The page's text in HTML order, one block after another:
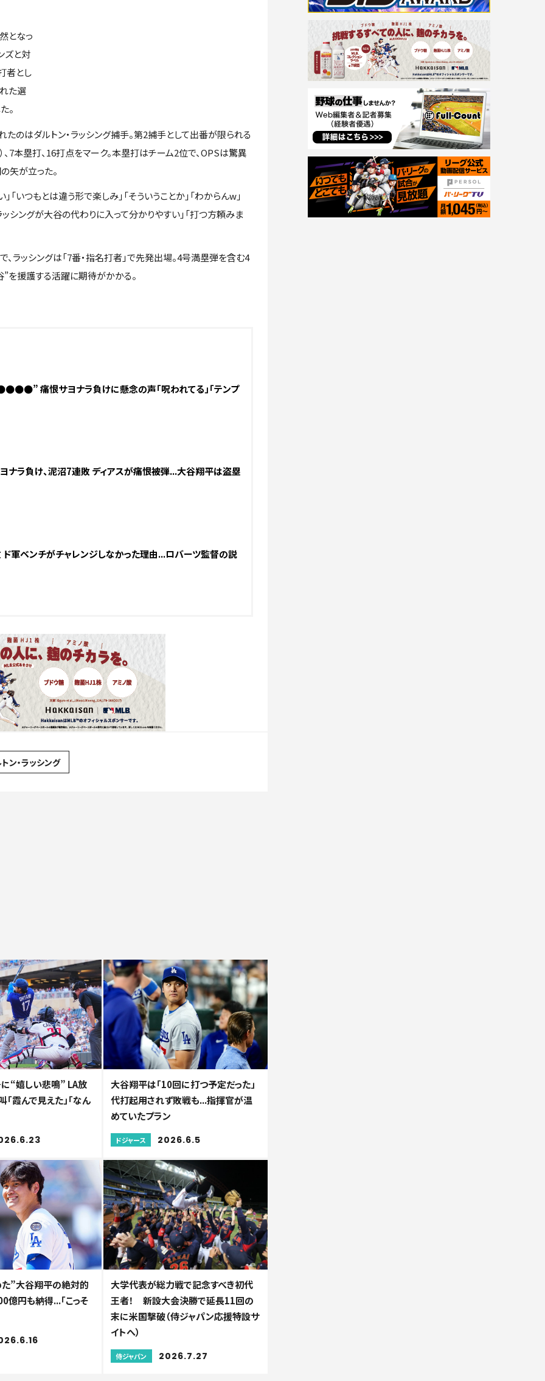
となっ
ズと対
者とし
た選
。
のはダルトン・ラッシング捕手。第2捕手として出番が限られる
7本塁打、16打点をマーク。本塁打はチーム2位で、OPSは驚異
矢が立った。
いつもとは違う形で楽しみ」「そういうことか」「わからんw」
シングが大谷の代わりに入って分かりやすい」「打つ方頼みま
ッシングは「7番・指名打者」で先発出場。4号満塁弾を含む4
を援護する活躍に期待がかかる。
痛恨サヨナラ負けに懸念の声「呪われてる」「テンプ
ナラ負け、泥沼7連敗 ディアスが痛恨被弾...大谷翔平は盗塁
軍ベンチがチャレンジしなかった理由...ロバーツ監督の説
ン・ラッシング
“嬉しい悲鳴” LA放
霞んで見えた」「なん
大谷翔平は「10回に打つ予定だった」
代打起用されず敗戦も...指揮官が温
めていたプラン
ドジャース 2026.6.5
”大谷翔平の絶対的
億円も納得...「こっそ
大学代表が総力戦で記念すべき初代
王者！ 新設大会決勝で延長11回の
末に米国撃破（侍ジャパン応援特設サ
イトへ）
侍ジャパン 2026.7.27